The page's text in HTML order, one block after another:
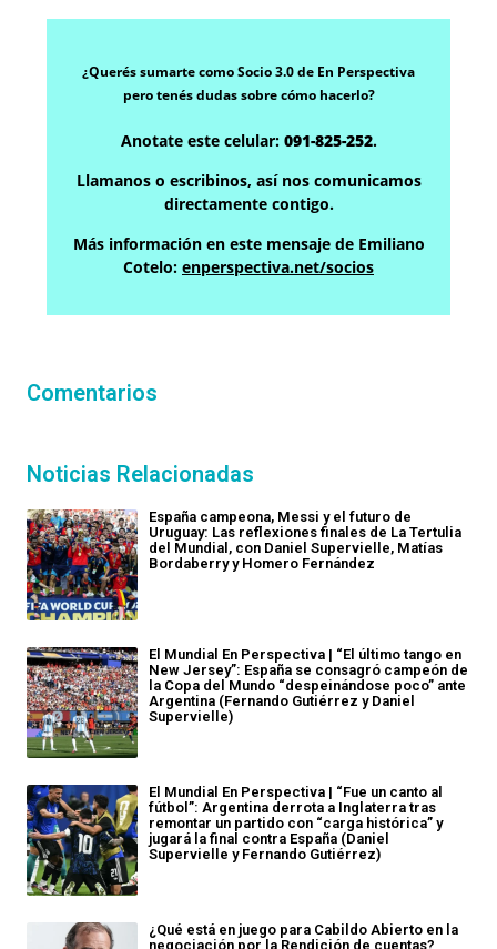
¿Querés sumarte como Socio 3.0 de En Perspectiva
pero tenés dudas sobre cómo hacerlo?
Anotate este celular: 091-825-252.
Llamanos o escribinos, así nos comunicamos
directamente contigo.
Más información en este mensaje de Emiliano
Cotelo: enperspectiva.net/socios
Comentarios
Noticias Relacionadas
España campeona, Messi y el futuro de
Uruguay: Las reflexiones finales de La Tertulia
del Mundial, con Daniel Supervielle, Matías
Bordaberry y Homero Fernández
El Mundial En Perspectiva | “El último tango en
New Jersey”: España se consagró campeón de
la Copa del Mundo “despeinándose poco” ante
Argentina (Fernando Gutiérrez y Daniel
Supervielle)
El Mundial En Perspectiva | “Fue un canto al
fútbol”: Argentina derrota a Inglaterra tras
remontar un partido con “carga histórica” y
jugará la final contra España (Daniel
Supervielle y Fernando Gutiérrez)
¿Qué está en juego para Cabildo Abierto en la
negociación por la Rendición de cuentas?